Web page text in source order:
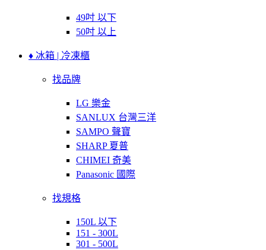
49吋 以下
50吋 以上
♦ 冰箱 | 冷凍櫃
找品牌
LG 樂金
SANLUX 台灣三洋
SAMPO 聲寶
SHARP 夏普
CHIMEI 奇美
Panasonic 國際
找規格
150L 以下
151 - 300L
301 - 500L